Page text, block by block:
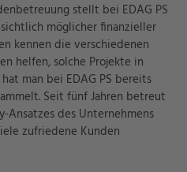
stellt bei EDAG PS
möglicher finanzieller
kennen die verschiedenen
helfen, solche Projekte in
man bei EDAG PS bereits
Seit fünf Jahren betreut
Ansatzes des Unternehmens
zufriedene Kunden